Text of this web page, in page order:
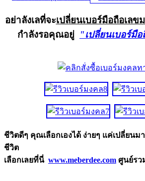
อย่าลังเลที่จะเปลี่ยนเบอร์มือถือเลข
กำลังรอคุณอยู่
"เปลี่ยนเบอร์มื
ชีวิตดีๆ คุณเลือกเองได้ ง่ายๆ แค่เปลี่ยนม
ชีวิต
เลือกเลยที่นี่ www.meberdee.com ศูนย์รว